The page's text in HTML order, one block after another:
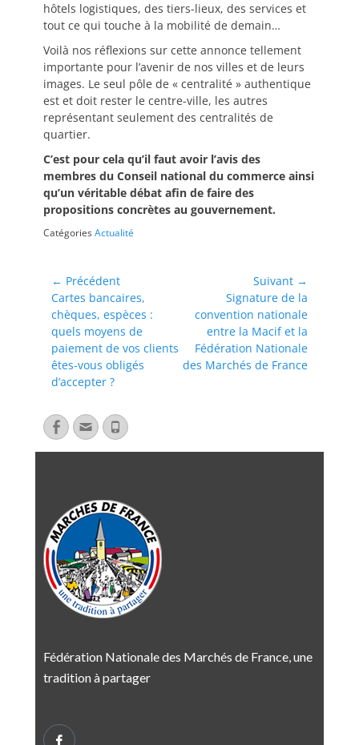
hôtels logistiques, des tiers-lieux, des services et
tout ce qui touche à la mobilité de demain…
Voilà nos réflexions sur cette annonce tellement
importante pour l’avenir de nos villes et de leurs
images. Le seul pôle de « centralité » authentique
est et doit rester le centre-ville, les autres
représentant seulement des centralités de
quartier.
C’est pour cela qu’il faut avoir l’avis des
membres du Conseil national du commerce ainsi
qu’un véritable débat afin de faire des
propositions concrètes au gouvernement.
CatégoriesActualité
← Précédent
Cartes bancaires,
chèques, espèces :
quels moyens de
paiement de vos clients
êtes-vous obligés
d’accepter ?
Suivant →
Signature de la
convention nationale
entre la Macif et la
Fédération Nationale
des Marchés de France
Fédération Nationale des Marchés de France, une
tradition à partager